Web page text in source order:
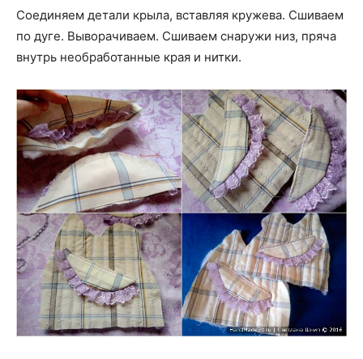
Соединяем детали крыла, вставляя кружева. Сшиваем
по дуге. Выворачиваем. Сшиваем снаружи низ, пряча
внутрь необработанные края и нитки.